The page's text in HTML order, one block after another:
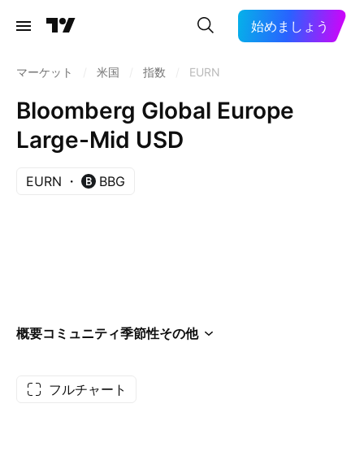
始めましょう
マーケット 米国 指数 EURN
Bloomberg Global Europe
Large-Mid USD
EURN BBG
概要コミュニティ季節性その他
フルチャート